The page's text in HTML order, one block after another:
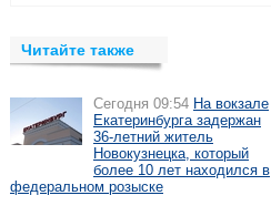
Читайте также
Сегодня 09:54 На вокзале
Екатеринбурга задержан
36-летний житель
Новокузнецка, который
более 10 лет находился в
федеральном розыске